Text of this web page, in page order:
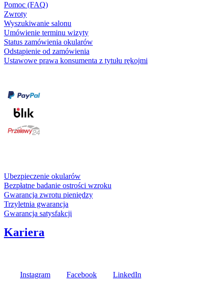
Pomoc (FAQ)
Zwroty
Wyszukiwanie salonu
Umówienie terminu wizyty
Status zamówienia okularów
Odstąpienie od zamówienia
Ustawowe prawa konsumenta z tytułu rękojmi
Ubezpieczenie okularów
Bezpłatne badanie ostrości wzroku
Gwarancja zwrotu pieniędzy
Trzyletnia gwarancja
Gwarancja satysfakcji
Kariera
Instagram Facebook LinkedIn